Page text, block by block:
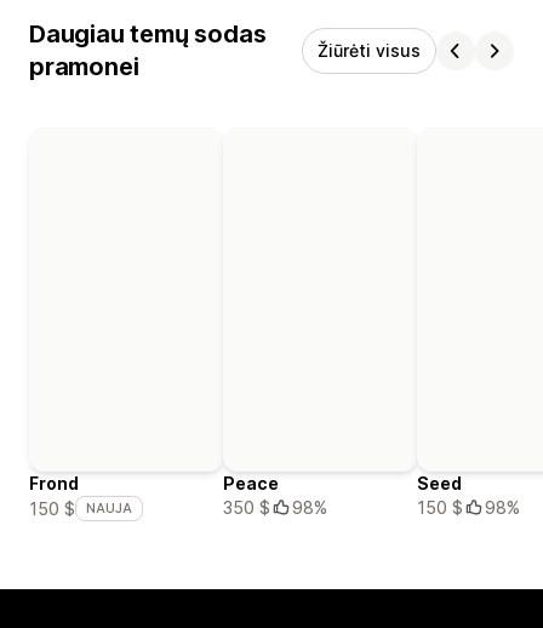
Daugiau temų sodas
pramonei
Žiūrėti visus
Frond
150 $
NAUJA
Peace
350 $
98%
Seed
150 $
98%